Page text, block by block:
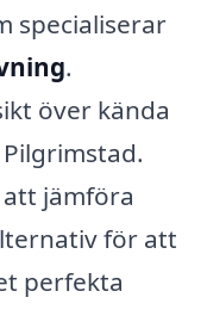
specialiserar
.
över kända
jämföra
för att
perfekta